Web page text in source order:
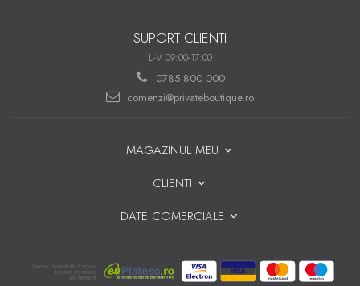
SUPORT CLIENTI
L-V 09:00-17:00
0785 800 000
comenzi@privateboutique.ro
MAGAZINUL MEU
CLIENTI
DATE COMERCIALE